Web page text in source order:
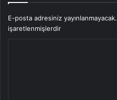
E-posta adresiniz yayınlanmayacak.
işaretlenmişlerdir